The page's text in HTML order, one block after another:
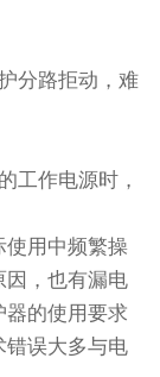
分路拒动，难
工作电源时，
使用中频繁操
因，也有漏电
器的使用要求
错误大多与电